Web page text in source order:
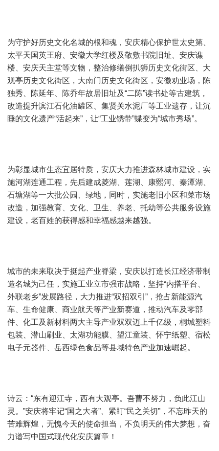
为守护好历史文化名城的根和魂，安庆精心保护世太史第、
太平天国英王府、安徽大学红楼及敬敷书院旧址、安庆谯
楼、安庆天主堂等文物，整治修缮倒扒狮历史文化街区、大
观亭历史文化街区，大南门历史文化街区，安徽劝业场，陈
独秀、陈延年、陈乔年故居旧址及“二陈”读书处等古建筑，
改造提升滨江石化油罐区、集贤关水泥厂等工业遗存，让沉
睡的文化遗产“活起来”，让“工业锈带”蝶变为“城市秀场”。
为彰显城市生态宜居特质，安庆大力推进森林城市建设，实
施河湖连通工程，先后建成菱湖、莲湖、康熙河、秦潭湖、
石塘湖等一大批公园、绿地，同时，实施老旧小区和菜市场
改造，加强教育、文化、卫生、养老、托幼等公共服务设施
建设，老百姓的获得感和幸福感越来越强。
城市的未来取决于挺起产业脊梁，安庆以打造长江经济带制
造名城为己任，实施工业立市强市战略，坚持“内搭平台、
外联老乡”发展路径，大力推进“双招双引”，抢占新能源汽
车、生命健康、商业航天等产业新赛道，推动汽车及零部
件、化工及新材料两大主导产业双双迈上千亿级，桐城塑料
包装、潜山刷业、太湖功能膜、望江童装、怀宁纸塑、宿松
电子元器件、岳西绿色食品等县域特色产业加速崛起。
诗云：“东有迎江寺，西有大观亭。吾曹不努力，负此江山
灵。”安庆将牢记“国之大者”、紧盯“民之关切”，不忘昨天的
苦难辉煌，无愧今天的使命担当，不负明天的伟大梦想，奋
力谱写中国式现代化安庆篇章！